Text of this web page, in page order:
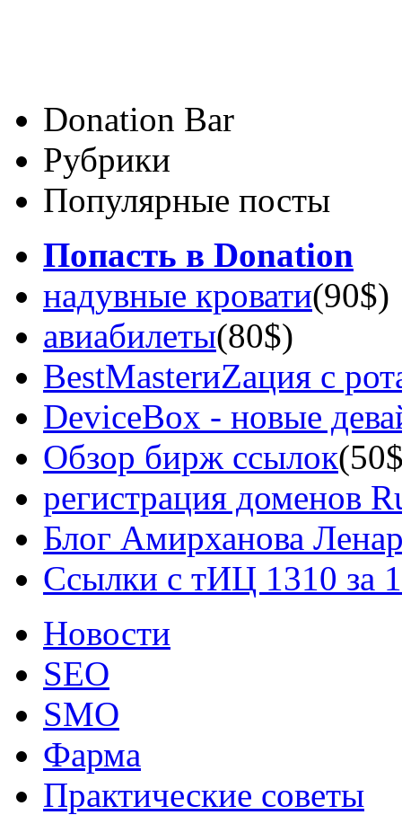
Donation Bar
Рубрики
Популярные посты
Попасть в Donation
надувные кровати(90$)
авиабилеты(80$)
BestMasterиZация с
DeviceBox - новые
Обзор бирж ссылок
регистрация доменов
Блог Амирханова
Ссылки с тИЦ 1310 за
Новости
SEO
SMO
Фарма
Практические советы